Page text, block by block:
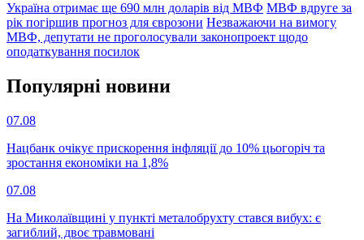
Україна отримає ще 690 млн доларів від МВФ МВФ вдруге за
рік погіршив прогноз для єврозони Незважаючи на вимогу
МВФ, депутати не проголосували законопроект щодо
оподаткування посилок
Популярнi новини
07.08
Нацбанк очікує прискорення інфляції до 10% цьогоріч та
зростання економіки на 1,8%
07.08
На Миколаївщині у пункті металобрухту стався вибух: є
загиблий, двоє травмовані